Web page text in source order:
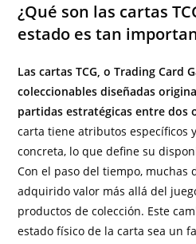
¿Qué son las cartas
estado es tan
Las cartas TCG, o Trading Card
coleccionables diseñadas
partidas estratégicas entre dos
carta tiene atributos específicos
concreta, lo que define su
Con el paso del tiempo, muchas
adquirido valor más allá del
productos de colección. Este
estado físico de la carta sea un